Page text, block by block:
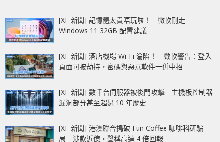
[XF 新聞] 記憶體太貴唔玩啦！ 微軟刪走
Windows 11 32GB 配置建議
[XF 新聞] 酒店機場 Wi-Fi 淪陷！ 微軟警告：登入
頁面可被劫持，密碼與惡意軟件一併中招
[XF 新聞] 數千台伺服器被後門攻擊 主機板控制器
漏洞部分甚至超過 10 年歷史
[XF 新聞] 港澳聯合搗破 Fun Coffee 咖啡科研騙
局 涉款近億‧聲稱高達 4 倍回報